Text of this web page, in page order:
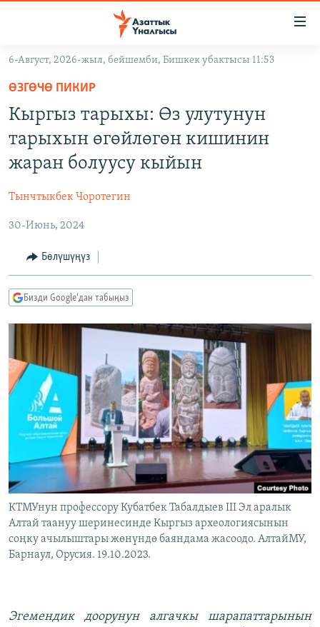
Навигацияга
өтүңүз
Издөөгө
салыңызКЫРГЫЗСТАН
ДҮЙНӨ
УКРАИНА
ТВ ПРОГРАММАЛАР
БҮГҮН АЗАТТЫКТА
ЭКСПЕРТТЕР ТАЛДАЙТ
ДАНИСТЕ
АЗАТТЫК+
ЫҢГАЙСЫЗ СУРООЛОР
ПОДКАСТ
ӨЗГӨЧӨ ПИКИР
Русский
ОНЛАЙН ШЕРИНЕ
ЭЕ/АРнун бардык сайттары
6-Август, 2026-жыл, бейшемби, Бишкек убактысы 11:53
ӨЗГӨЧӨ ПИКИР
Кыргыз тарыхы: Өз улутунун
тарыхын өгөйлөгөн кишинин
жаран болуусу кыйын
Тынчтыкбек Чоротегин
30-Июнь, 2024
Бөлүшүңүз
Бизди Google'дан табыңыз
КТМУнун профессору Кубатбек Табалдыев III Эл аралык
Алтай таануу шеринесинде Кыргыз археологиясынын
соңку ачылыштары жөнүндө баяндама жасоодо. АлтайМУ,
Барнаул, Орусия. 19.10.2023.
Эгемендик доорунун алгачкы шарапаттарынын